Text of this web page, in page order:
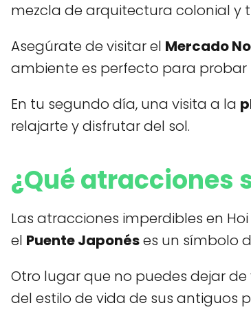
mezcla de arquitectura colonial y
Asegúrate de visitar el Mercado
ambiente es perfecto para probar
En tu segundo día, una visita a la
relajarte y disfrutar del sol.
¿Qué atracciones
Las atracciones imperdibles en
el Puente Japonéses un símbolo
Otro lugar que no puedes dejar de
del estilo de vida de sus antiguos